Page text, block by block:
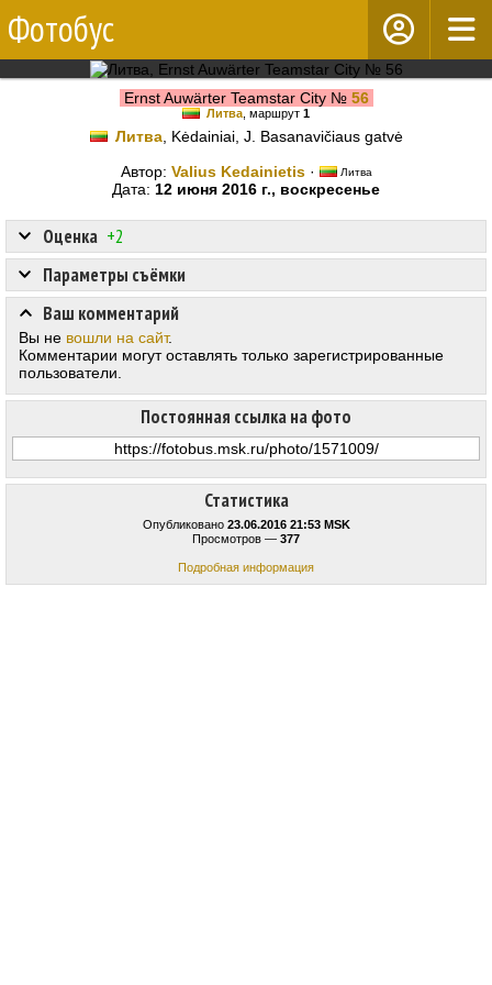
Фотобус
Ernst Auwärter Teamstar City № 56
Литва , маршрут 1
Литва, Kėdainiai, J. Basanavičiaus gatvė
Автор: Valius Kedainietis· Литва
Дата: 12 июня 2016 г., воскресенье
Статистика
Опубликовано 23.06.2016 21:53 MSK
Просмотров — 377
Подробная информация
Оценка +2
Постоянная ссылка на фото
Параметры съёмки
Ваш комментарий
Вы не вошли на сайт.
Комментарии могут оставлять только зарегистрированные
пользователи.